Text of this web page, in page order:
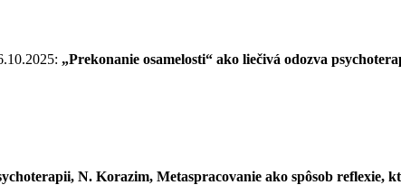
„Prekonanie osamelosti“ ako liečivá odozva
N. Korazim, Metaspracovanie ako spôsob reflexie,